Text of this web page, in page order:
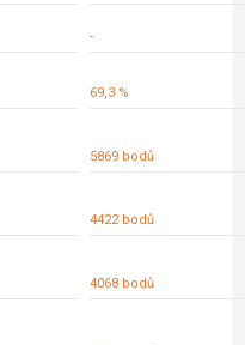
-
69,3 %
5869 bodů
4422 bodů
4068 bodů